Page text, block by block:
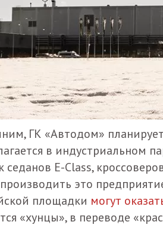
ГК «Автодом»
в индустриальном
седанов E-Class,
это
площадки могут
«хунцы», в переводе